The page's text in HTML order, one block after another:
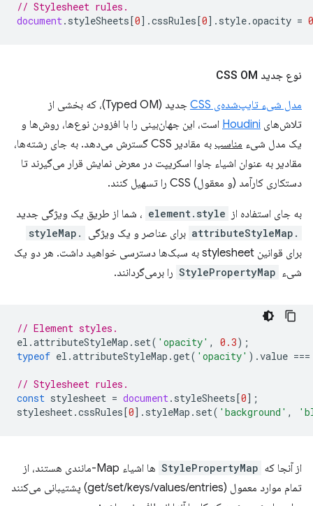
// Stylesheet rules.
document. styleSheets[0].cssRules[0]. style.opacity =
نوع جدید CSS OM
مدل شیء تایپ‌شده‌ی CSS
جدید (Typed OM)، که بخشی از
تلاش‌های Houdini است، این جهان‌بینی را با افزودن نوع‌ها، روش‌ها و
یک مدل شیء مناسب
به مقادیر CSS گسترش می‌دهد. به جای رشته‌ها،
مقادیر به عنوان اشیاء جاوا اسکریپت در معرض نمایش قرار می‌گیرند تا
دستکاری کارآمد (و معقول) CSS را تسهیل کنند.
به جای استفاده از element.style ، شما از طریق یک ویژگی جدید
.attributeStyleMap برای عناصر و یک ویژگی .styleMap
برای قوانین stylesheet به سبک‌ها دسترسی خواهید داشت. هر دو یک
شیء StylePropertyMap را برمی‌گردانند.
// Element styles.
el .attributeStyleMap . set( 'opacity' , 0.3);
typeof el .attributeStyleMap .get( 'opacity' ).value ===
// Stylesheet rules.
const stylesheet = document. styleSheets[0];
stylesheet.cssRules[0]. styleMap . set( 'background' ,
از آنجا که StylePropertyMap
ها اشیاء Map-مانندی هستند، از
تمام موارد معمول (get/set/keys/values/entries) پشتیبانی می‌کنند